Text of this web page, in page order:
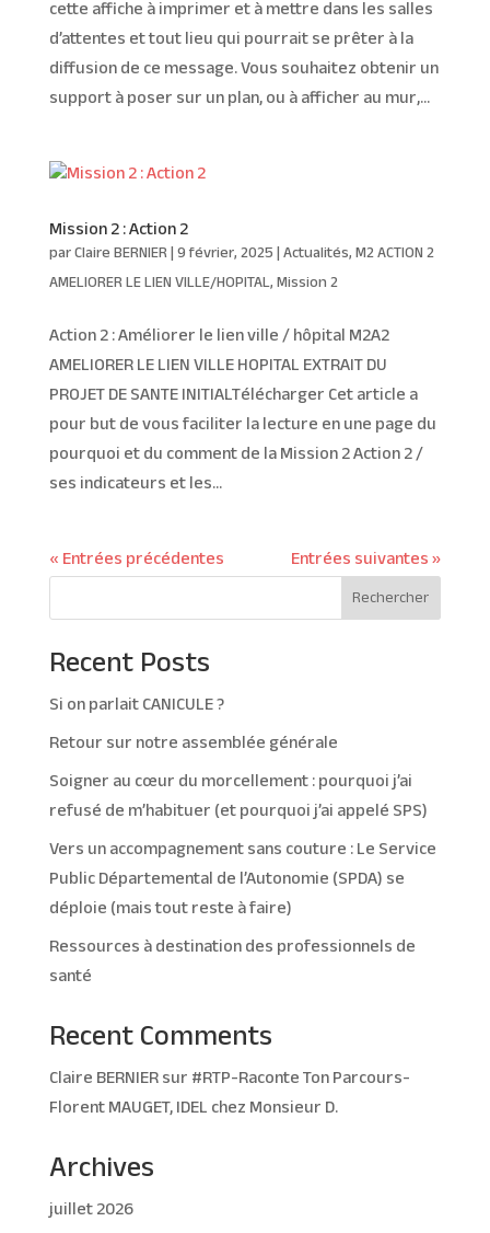
cette affiche à imprimer et à mettre dans les salles
d’attentes et tout lieu qui pourrait se prêter à la
diffusion de ce message. Vous souhaitez obtenir un
support à poser sur un plan, ou à afficher au mur,...
Mission 2 : Action 2
parClaire BERNIER|9 février, 2025|Actualités,M2 ACTION 2
AMELIORER LE LIEN VILLE/HOPITAL,Mission 2
Action 2 : Améliorer le lien ville / hôpital M2A2
AMELIORER LE LIEN VILLE HOPITAL EXTRAIT DU
PROJET DE SANTE INITIALTélécharger Cet article a
pour but de vous faciliter la lecture en une page du
pourquoi et du comment de la Mission 2 Action 2 /
ses indicateurs et les...
« Entrées précédentes Entrées suivantes »
Rechercher
Recent Posts
Si on parlait CANICULE ?
Retour sur notre assemblée générale
Soigner au cœur du morcellement : pourquoi j’ai
refusé de m’habituer (et pourquoi j’ai appelé SPS)
Vers un accompagnement sans couture : Le Service
Public Départemental de l’Autonomie (SPDA) se
déploie (mais tout reste à faire)
Ressources à destination des professionnels de
santé
Recent Comments
Claire BERNIERsur#RTP-Raconte Ton Parcours-
Florent MAUGET, IDEL chez Monsieur D.
Archives
juillet 2026